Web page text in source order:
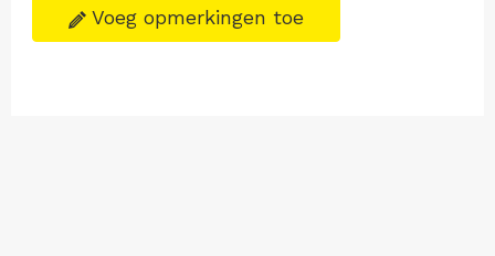
Voeg opmerkingen toe